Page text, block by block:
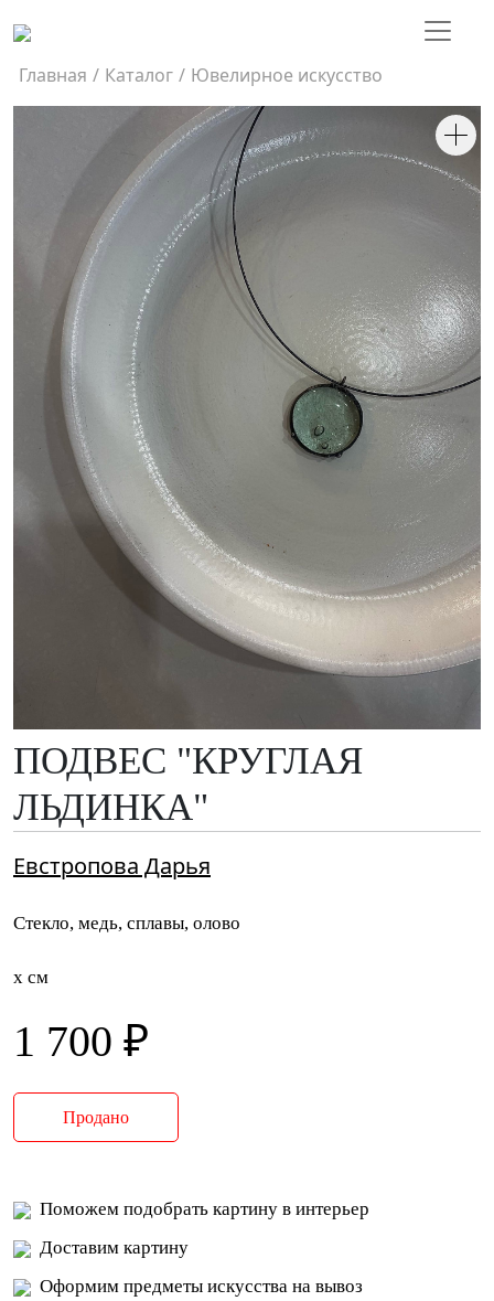
Главная / Каталог / Ювелирное искусство
ПОДВЕС "КРУГЛАЯ
ЛЬДИНКА"
Евстропова Дарья
Стекло, медь, сплавы, олово
x см
1 700 ₽
Продано
Поможем подобрать картину в интерьер
Доставим картину
Оформим предметы искусства на вывоз